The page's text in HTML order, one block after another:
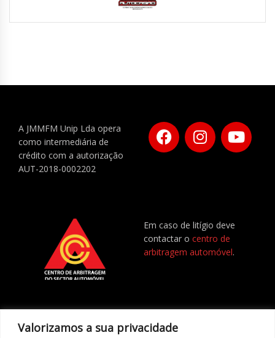
Valorizamos a sua privacidade
A JMMFM Unip Lda opera
como intermediária de
crédito com a autorização
AUT-2018-0002202
Em caso de litígio deve
contactar o centro de
arbitragem automóvel.